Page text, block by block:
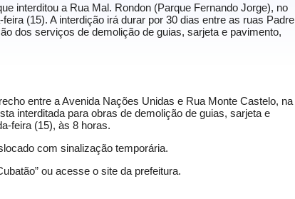
interditou a Rua Mal. Rondon (Parque Fernando Jorge), no
(15). A interdição irá durar por 30 dias entre as ruas Padre
dos serviços de demolição de guias, sarjeta e pavimento,
entre a Avenida Nações Unidas e Rua Monte Castelo, na
interditada para obras de demolição de guias, sarjeta e
feira (15), às 8 horas.
com sinalização temporária.
” ou acesse o site da prefeitura.